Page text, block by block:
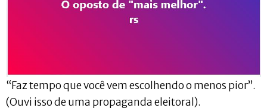
“Faz tempo que você vem escolhendo o menos pior”.
(Ouvi isso de uma propaganda eleitoral).